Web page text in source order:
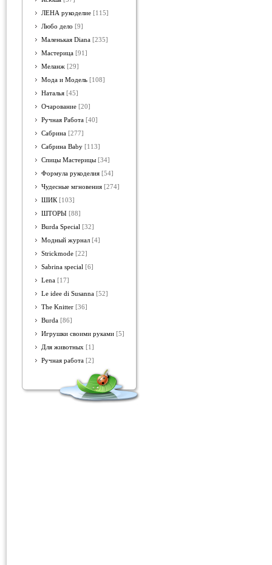
ЛЕНА рукоделие [115]
Любо дело [9]
Маленькая Diana [235]
Мастерица [91]
Меланж [29]
Мода и Модель [108]
Наталья [45]
Очарование [20]
Ручная Работа [40]
Сабрина [277]
Сабрина Baby [113]
Спицы Мастерицы [34]
Формула рукоделия [54]
Чудесные мгновения [274]
ШИК [103]
ШТОРЫ [88]
Burda Special [32]
Модный журнал [4]
Strickmode [22]
Sabrina special [6]
Lena [17]
Le idee di Susanna [52]
The Knitter [36]
Burda [86]
Игрушки своими руками [5]
Для животных [1]
Ручная работа [2]